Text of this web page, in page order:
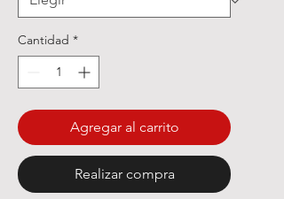
Cantidad *
Agregar al carrito
Realizar compra